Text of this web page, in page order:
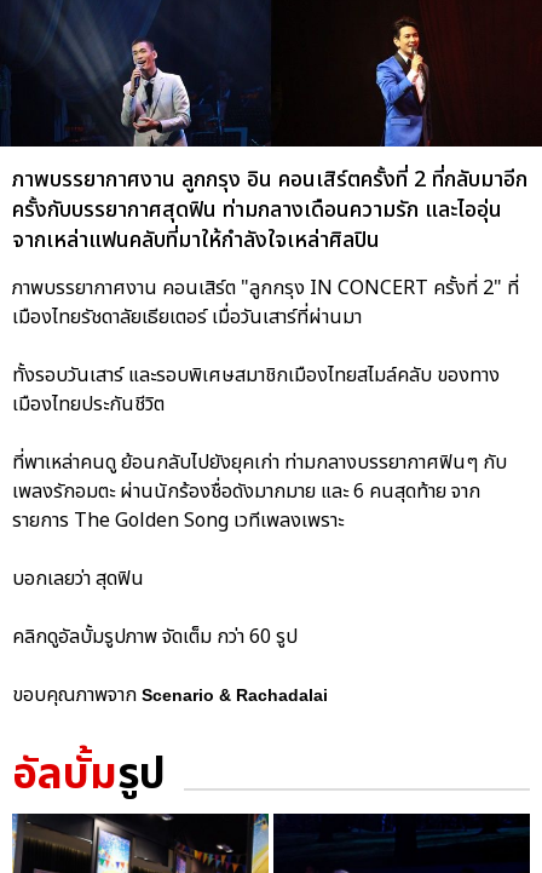
ภาพบรรยากาศงาน ลูกกรุง อิน คอนเสิร์ตครั้งที่ 2 ที่กลับมาอีก
ครั้งกับบรรยากาศสุดฟิน ท่ามกลางเดือนความรัก และไออุ่น
จากเหล่าแฟนคลับที่มาให้กำลังใจเหล่าศิลปิน
ภาพบรรยากาศงาน คอนเสิร์ต "ลูกกรุง IN CONCERT ครั้งที่ 2" ที่
เมืองไทยรัชดาลัยเธียเตอร์ เมื่อวันเสาร์ที่ผ่านมา
ทั้งรอบวันเสาร์ และรอบพิเศษสมาชิกเมืองไทยสไมล์คลับ ของทาง
เมืองไทยประกันชีวิต
ที่พาเหล่าคนดู ย้อนกลับไปยังยุคเก่า ท่ามกลางบรรยากาศฟินๆ กับ
เพลงรักอมตะ ผ่านนักร้องชื่อดังมากมาย และ 6 คนสุดท้าย จาก
รายการ The Golden Song เวทีเพลงเพราะ
บอกเลยว่า สุดฟิน
คลิกดูอัลบั้มรูปภาพ จัดเต็ม กว่า 60 รูป
ขอบคุณภาพจาก Scenario & Rachadalai
อัลบั้มรูป